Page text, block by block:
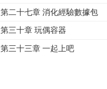
第二十七章 消化經驗數據包
第三十章 玩偶容器
第三十三章 一起上吧